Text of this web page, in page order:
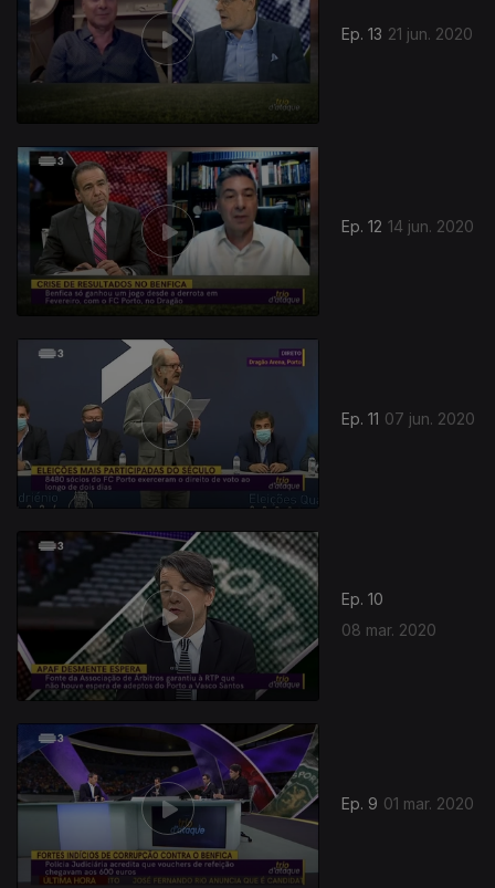
Ep. 13 21 jun. 2020
Ep. 12 14 jun. 2020
Ep. 11 07 jun. 2020
Ep. 10
08 mar. 2020
Ep. 9 01 mar. 2020